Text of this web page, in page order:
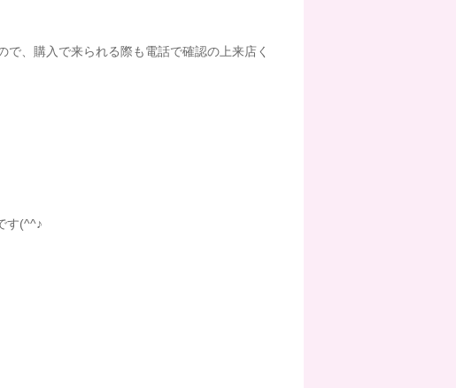
、購入で来られる際も電話で確認の上来店く
す(^^♪